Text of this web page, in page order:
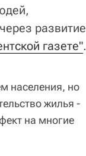
развитие
газете".
населения, но
жилья -
на многие